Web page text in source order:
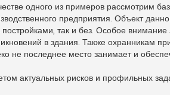
одного из примеров рассмотрим
предприятия. Объект
постройками, так и без. Особое
в здания. Также охранникам
не последнее место занимает и
актуальных рисков и профильных